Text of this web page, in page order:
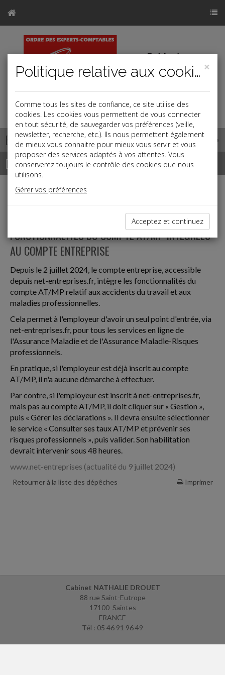
Base documentaire
Dépêches
j
Social
FONCTIONNALITÉS DU COMPTE AT/MP INTÉGRÉES
AU COMPTE ENTREPRISE
Depuis le 2 juillet 2024, le compte entreprise, accessible
depuis net-entreprises.fr, intègre les fonctionnalités du
compte AT/MP relatif aux accidents du travail et aux
maladies professionnelles.
Cela permet à l'employeur d'avoir un seul point d'entrée, via
net-entreprises.fr, pour tous les services en ligne de
l'Assurance Maladie et de l'Assurance Maladie-Risques
professionnels.
En pratique, si l'employeur est déjà inscrit au compte
AT/MP, il n'a aucune démarche à effectuer.
Par contre, si l'employeur est inscrit à net-entreprises.fr,
mais pas au compte AT/MP, il doit cliquer sur « Gestion »,
puis « Gérer les déclarations ». Il devra ensuite sélectionner
le service « Consulter ses taux AT/MP et prévenir ses
risques professionnels », puis valider. Son habilitation
devrait intervenir sous 48 heures.
www.net-entreprises (actualité du 9 juillet 2024)
Retourner à la liste des dépêches Imprimer
Cabinet NATHALIE DROUET
88 rue Saint-Eutrope
17100 Saintes
FRANCE
Tél : 05 46 91 96 49
×
Politique relative aux cookies
Comme tous les sites de confiance, ce site utilise des
cookies. Les cookies vous permettent de vous connecter
en tout sécurité, de sauvegarder vos préférences (veille,
newsletter, recherche, etc.). Ils nous permettent également
de mieux vous connaitre pour mieux vous servir et vous
proposer des services adaptés à vos attentes. Vous
conserverez toujours le contrôle des cookies que nous
utilisons.
Gérer vos préférences
Acceptez et continuez